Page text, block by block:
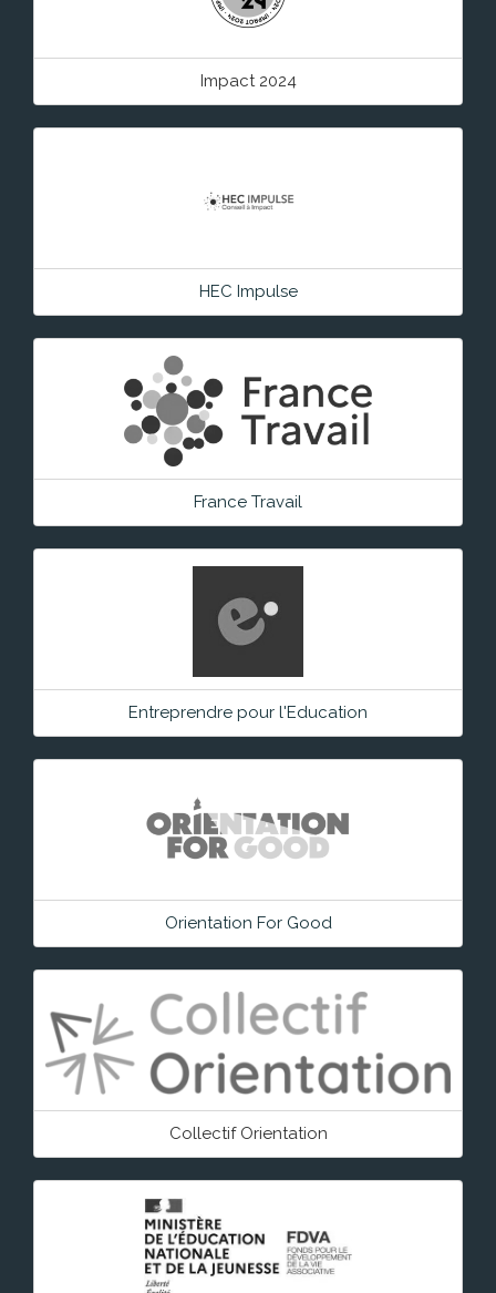
Impact 2024
HEC Impulse
France Travail
Entreprendre pour l'Education
Orientation For Good
Collectif Orientation